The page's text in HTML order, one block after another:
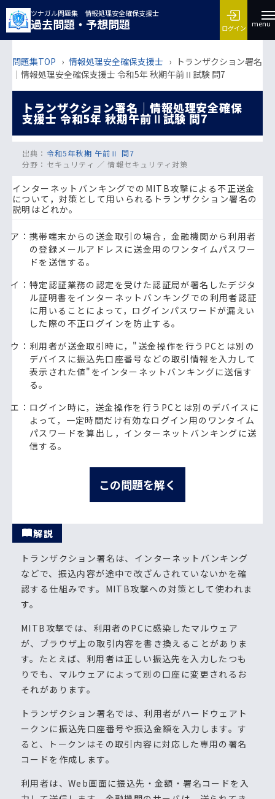
ツナガル問題集 情報処理安全確保支援士
過去問題・予想問題 ログイン menu
問題集TOP › 情報処理安全確保支援士 ›
トランザクション署名
｜情報処理安全確保支援士 令和5年 秋期午前Ⅱ試験 問7
トランザクション署名｜情報処理安全確保
支援士 令和5年 秋期午前Ⅱ試験 問7
出典： 令和5年秋期 午前Ⅱ 問7
分野： セキュリティ ／ 情報セキュリティ対策
インターネットバンキングでのMITB攻撃による不正送金
について，対策として用いられるトランザクション署名の
説明はどれか。
ア：携帯端末からの送金取引の場合，金融機関から利用者
の登録メールアドレスに送金用のワンタイムパスワー
ドを送信する。
イ：特定認証業務の認定を受けた認証局が署名したデジタ
ル証明書をインターネットバンキングでの利用者認証
に用いることによって，ログインパスワードが漏えい
した際の不正ログインを防止する。
ウ：利用者が送金取引時に，"送金操作を行うPCとは別の
デバイスに振込先口座番号などの取引情報を入力して
表示された値"をインターネットバンキングに送信す
る。
エ：ログイン時に，送金操作を行うPCとは別のデバイスに
よって，一定時間だけ有効なログイン用のワンタイム
パスワードを算出し，インターネットバンキングに送
信する。
この問題を解く
解説
トランザクション署名は、インターネットバンキング
などで、振込内容が途中で改ざんされていないかを確
認する仕組みです。MITB攻撃への対策として使われま
す。
MITB攻撃では、利用者のPCに感染したマルウェア
が、ブラウザ上の取引内容を書き換えることがありま
す。たとえば、利用者は正しい振込先を入力したつも
りでも、マルウェアによって別の口座に変更されるお
それがあります。
トランザクション署名では、利用者がハードウェアト
ークンに振込先口座番号や振込金額を入力します。す
ると、トークンはその取引内容に対応した専用の署名
コードを作成します。
利用者は、Web画面に振込先・金額・署名コードを入